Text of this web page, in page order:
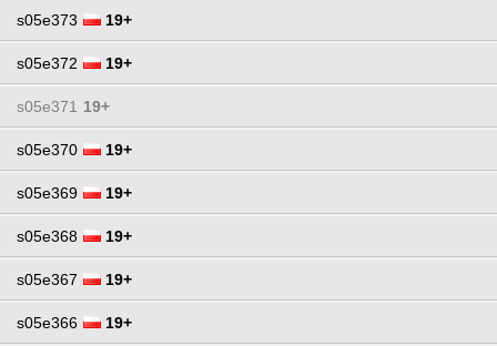
s05e373 19+
s05e372 19+
s05e371 19+
s05e370 19+
s05e369 19+
s05e368 19+
s05e367 19+
s05e366 19+